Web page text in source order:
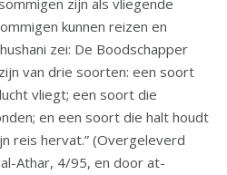
zijn als vliegende
kunnen reizen en
zei: De Boodschapper
vliegt; een soort die
en een soort die halt houdt
reis hervat.” (Overgeleverd
Athar, 4/95, en door at-